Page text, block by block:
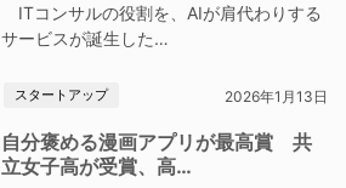
ITコンサルの役割を、AIが肩代わりする
サービスが誕生した…
スタートアップ 2026年1月13日
自分褒める漫画アプリが最高賞 共
立女子高が受賞、高…